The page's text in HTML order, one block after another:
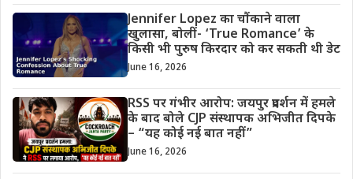
Jennifer Lopez का चौंकाने वाला
खुलासा, बोलीं- ‘True Romance’ के
किसी भी पुरुष किरदार को कर सकती थी डेट
June 16, 2026
RSS पर गंभीर आरोप: जयपुर प्रदर्शन में हमले
के बाद बोले CJP संस्थापक अभिजीत दिपके
– “यह कोई नई बात नहीं”
June 16, 2026